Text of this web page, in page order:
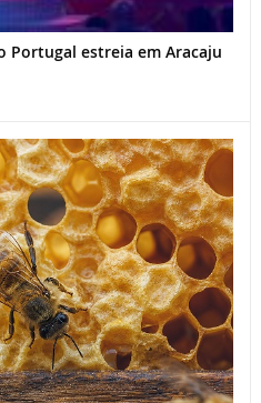
Portugal estreia em Aracaju